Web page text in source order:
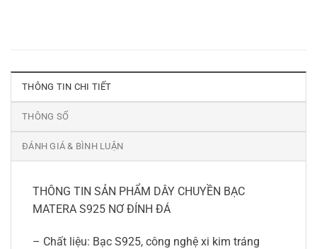
THÔNG TIN CHI TIẾT
THÔNG SỐ
ĐÁNH GIÁ & BÌNH LUẬN
THÔNG TIN SẢN PHẨM DÂY CHUYỀN BẠC
MATERA S925 NƠ ĐÍNH ĐÁ
– Chất liệu: Bạc S925, công nghệ xi kim tráng